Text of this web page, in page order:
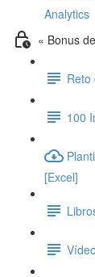
Analytics
« Bonus
Reto
100
[Excel]